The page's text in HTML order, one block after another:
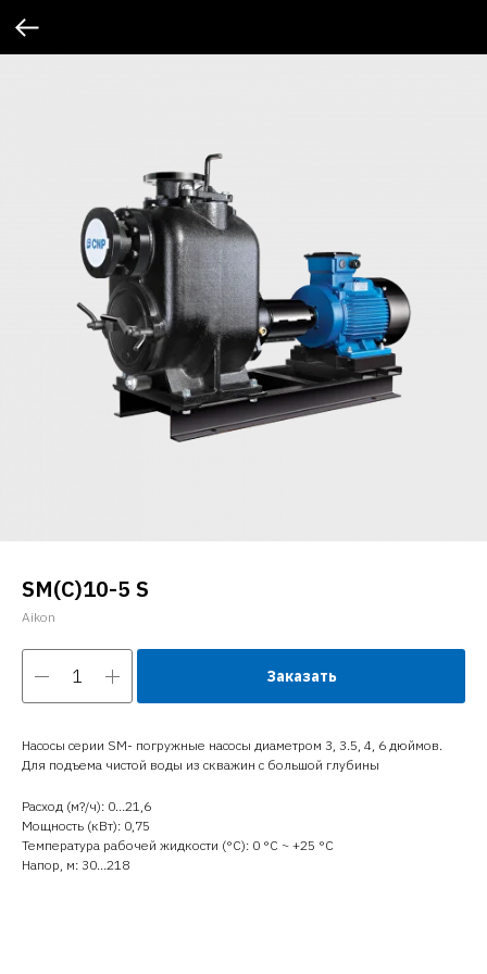
SM(C)10-5 S
Aikon
Заказать
Насосы серии SM- погружные насосы диаметром 3, 3.5, 4, 6 дюймов.
Для подъема чистой воды из скважин с большой глубины
Расход (м?/ч): 0…21,6
Мощность (кВт): 0,75
Температура рабочей жидкости (°C): 0 °С ~ +25 °С
Напор, м: 30…218